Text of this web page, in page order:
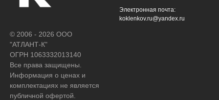
© 2006 - 2026 ООО
"АТЛАНТ-К"
ОГРН 1063332013140
Все права защищены.
Информация о ценах и
комплектациях не является
публичной офертой.
Электронная почта:
koklenkov.ru@yandex.ru